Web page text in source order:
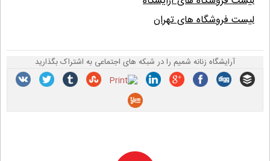
لیست فروشگاه های تهران
آرایشگاه زنانه شمیم را در شبکه های اجتماعی به اشتراک بگذارید